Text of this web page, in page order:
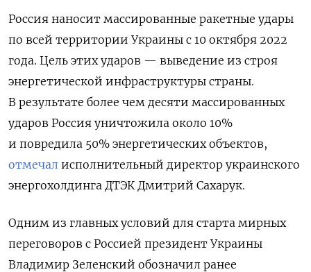
Россия наносит массированные ракетные удары
по всей территории Украины с 10 октября 2022
года. Цель этих ударов — выведение из строя
энергетической инфраструктуры страны.
В результате более чем десяти массированных
ударов Россия уничтожила около 10%
и повредила 50% энергетических объектов,
отмечал исполнительный директор украинского
энергохолдинга ДТЭК Дмитрий Сахарук.
Одним из главных условий для старта мирных
переговоров с Россией президент Украины
Владимир Зеленский обозначил ранее